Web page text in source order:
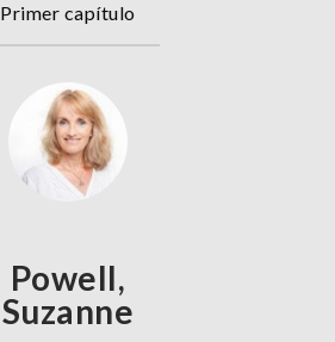
Primer capítulo
Powell,
Suzanne